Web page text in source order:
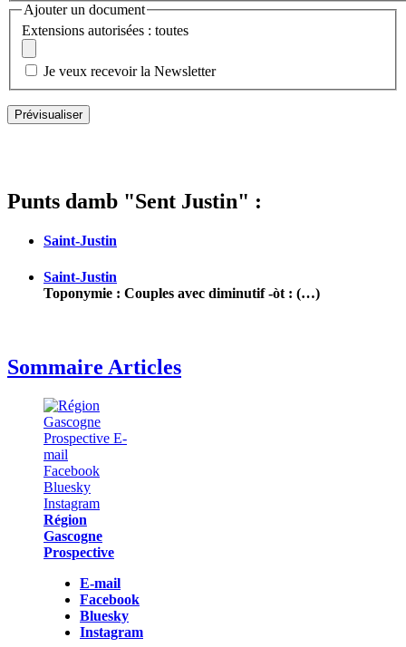
Ajouter un document
Extensions autorisées : toutes
Je veux recevoir la Newsletter
Punts damb "Sent Justin" :
Saint-Justin
Saint-Justin
Toponymie : Couples avec diminutif -òt : (…)
Sommaire Articles
Région
Gascogne
Prospective
E-mail
Facebook
Bluesky
Instagram